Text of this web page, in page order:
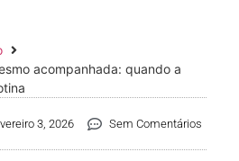
acompanhada: quando a
3, 2026 Sem Comentários